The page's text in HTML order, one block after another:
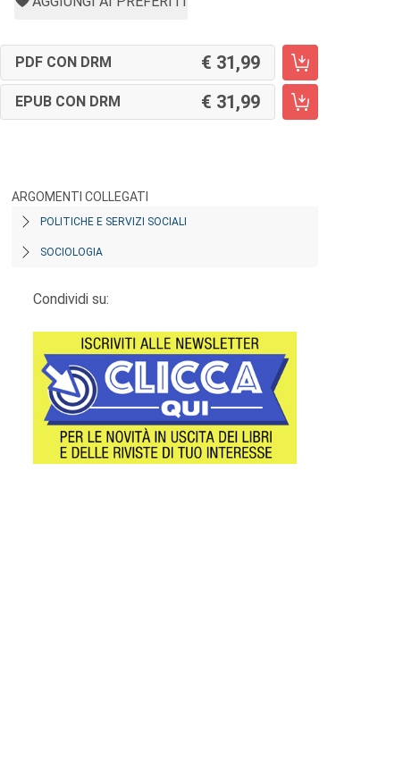
PDF CON DRM 31,99
EPUB CON DRM 31,99
ARGOMENTI COLLEGATI
POLITICHE E SERVIZI SOCIALI
SOCIOLOGIA
Condividi su: